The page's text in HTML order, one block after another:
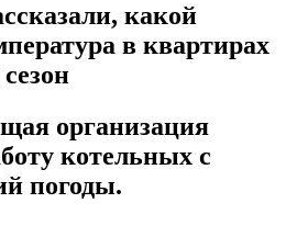
какой
в квартирах
организация
котельных с
погоды.